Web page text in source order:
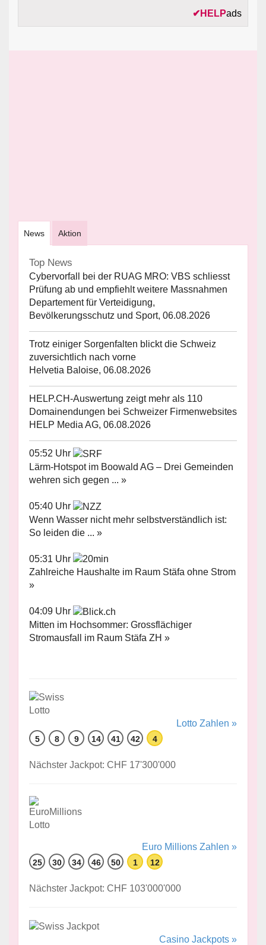
✔ HELPads
News Aktion
Top News
Cybervorfall bei der RUAG MRO: VBS schliesst
Prüfung ab und empfiehlt weitere Massnahmen
Departement für Verteidigung,
Bevölkerungsschutz und Sport, 06.08.2026
Trotz einiger Sorgenfalten blickt die Schweiz
zuversichtlich nach vorne
Helvetia Baloise, 06.08.2026
HELP.CH-Auswertung zeigt mehr als 110
Domainendungen bei Schweizer Firmenwebsites
HELP Media AG, 06.08.2026
05:52 Uhr
Lärm-Hotspot im Boowald AG – Drei Gemeinden
wehren sich gegen ... »
05:40 Uhr
Wenn Wasser nicht mehr selbstverständlich ist:
So leiden die ... »
05:31 Uhr
Zahlreiche Haushalte im Raum Stäfa ohne Strom
»
04:09 Uhr
Mitten im Hochsommer: Grossflächiger
Stromausfall im Raum Stäfa ZH »
Lotto Zahlen »
5 8 9 14 41 42 4
Nächster Jackpot: CHF 17'300'000
Euro Millions Zahlen »
25 30 34 46 50 1 12
Nächster Jackpot: CHF 103'000'000
Casino Jackpots »